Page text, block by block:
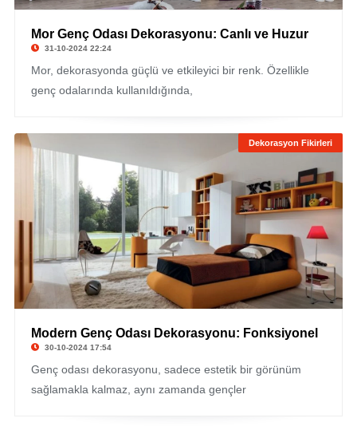
Mor Genç Odası Dekorasyonu: Canlı ve Huzur
31-10-2024 22:24
Mor, dekorasyonda güçlü ve etkileyici bir renk. Özellikle
genç odalarında kullanıldığında,
Dekorasyon Fikirleri
Modern Genç Odası Dekorasyonu: Fonksiyonel
30-10-2024 17:54
Genç odası dekorasyonu, sadece estetik bir görünüm
sağlamakla kalmaz, aynı zamanda gençler